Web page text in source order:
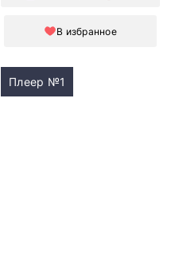
В избранное
Плеер №1